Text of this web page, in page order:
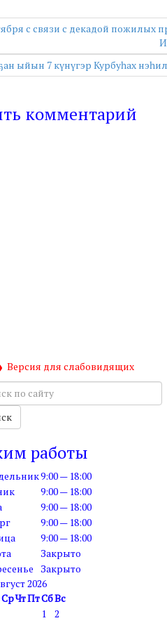
с связи с декадой пожилых
ыйын 7 күнүгэр Курбуһах
комментарий
Версия для слабовидящих
работы
9:00 — 18:00
9:00 — 18:00
9:00 — 18:00
9:00 — 18:00
9:00 — 18:00
Закрыто
Закрыто
2026
СрЧтПтСбВс
1
2